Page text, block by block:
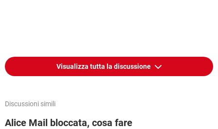
Visualizza tutta la discussione
Discussioni simili
Alice Mail bloccata, cosa fare